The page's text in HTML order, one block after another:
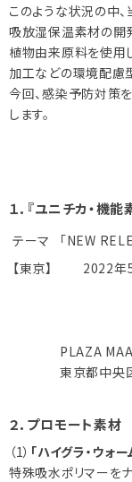
このような状況の中
吸放湿保温素材の開
植物由来原料を使用
加工などの環境配慮
今回、感染予防対策
します。
１．『ユニチカ・機
テーマ
「NEW
【東京】
2022年
PLAZA
東京都中央
２．プロモート素材
（1） 「ハイグラ・ウォ
特殊吸水ポリマーを